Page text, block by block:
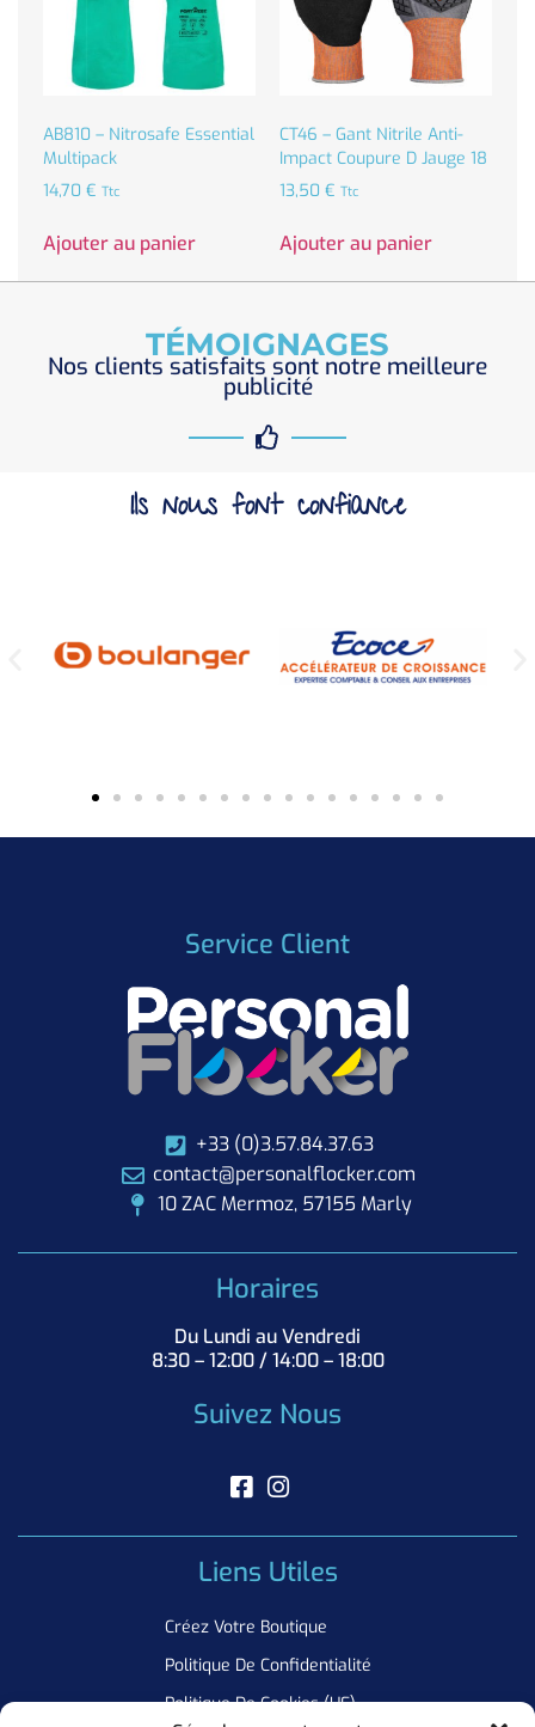
AB810 – Nitrosafe Essential
Multipack
14,70 € Ttc
Ajouter au panier
CT46 – Gant Nitrile Anti-
Impact Coupure D Jauge 18
13,50 € Ttc
Ajouter au panier
TÉMOIGNAGES
Nos clients satisfaits sont notre meilleure
publicité
Ils nous font confiance
Service Client
+33 (0)3.57.84.37.63
contact@personalflocker.com
10 ZAC Mermoz, 57155 Marly
Horaires
Du Lundi au Vendredi
8:30 – 12:00 / 14:00 – 18:00
Suivez Nous
Liens Utiles
Créez Votre Boutique
Politique De Confidentialité
Politique De Cookies (UE)